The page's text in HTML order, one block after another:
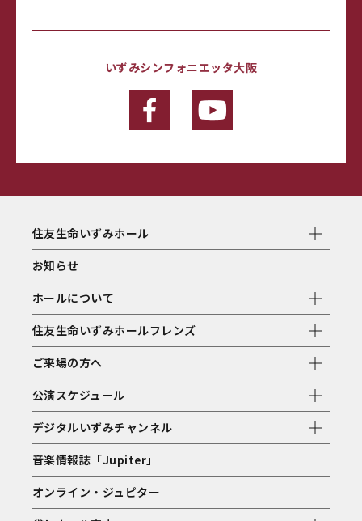
いずみシンフォニエッタ大阪
住友生命いずみホール
お知らせ
ホールについて
住友生命いずみホールフレンズ
ご来場の方へ
公演スケジュール
デジタルいずみチャンネル
音楽情報誌「Jupiter」
オンライン・ジュピター